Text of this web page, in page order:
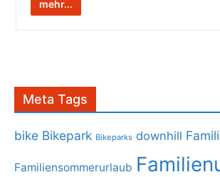
mehr...
Meta Tags
bike Bikepark Bikeparks downhill
Familiensommerurlaub